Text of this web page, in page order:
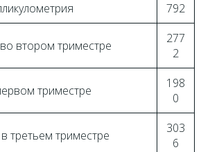
792
втором триместре
277
2
триместре
198
0
третьем триместре
303
6